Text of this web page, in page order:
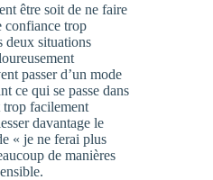
être soit de ne faire
confiance trop
deux situations
passer d’un mode
ce qui se passe dans
facilement
davantage le
« je ne ferai plus
de manières